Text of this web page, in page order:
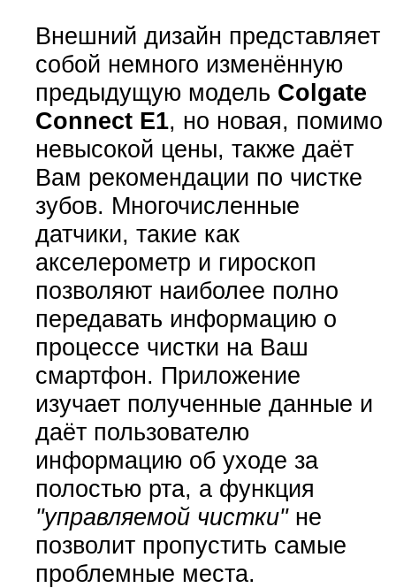
Внешний дизайн представляет
собой немного изменённую
предыдущую модель Colgate
Connect E1, но новая, помимо
невысокой цены, также даёт
Вам рекомендации по чистке
зубов. Многочисленные
датчики, такие как
акселерометр и гироскоп
позволяют наиболее полно
передавать информацию о
процессе чистки на Ваш
смартфон. Приложение
изучает полученные данные и
даёт пользователю
информацию об уходе за
полостью рта, а функция
"управляемой чистки"не
позволит пропустить самые
проблемные места.